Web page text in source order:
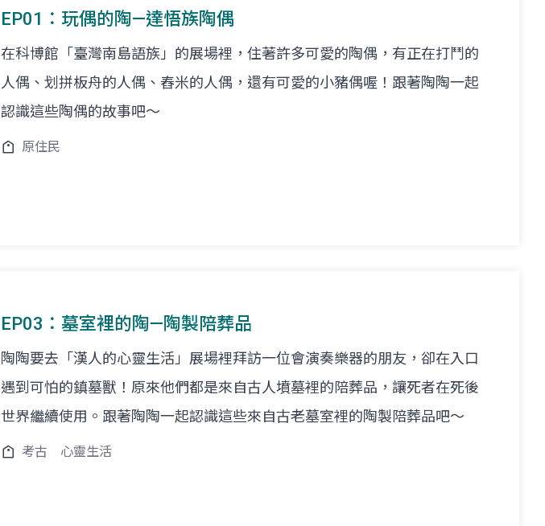
EP01：玩偶的陶—達悟族陶偶
在科博館「臺灣南島語族」的展場裡，住著許多可愛的陶偶，有正在打鬥的
人偶、划拼板舟的人偶、舂米的人偶，還有可愛的小豬偶喔！跟著陶陶一起
認識這些陶偶的故事吧～
原住民
EP03：墓室裡的陶—陶製陪葬品
陶陶要去「漢人的心靈生活」展場裡拜訪一位會演奏樂器的朋友，卻在入口
遇到可怕的鎮墓獸！原來他們都是來自古人墳墓裡的陪葬品，讓死者在死後
世界繼續使用。跟著陶陶一起認識這些來自古老墓室裡的陶製陪葬品吧～
考古 心靈生活